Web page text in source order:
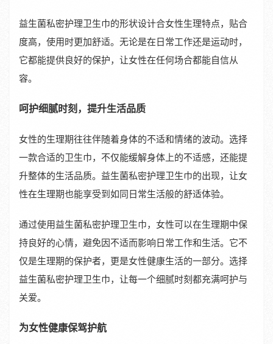
益生菌私密护理卫生巾的形状设计合女性生理特点，贴合
度高，使用时更加舒适。无论是在日常工作还是运动时，
它都能提供良好的保护，让女性在任何场合都能自信从
容。
呵护细腻时刻，提升生活品质
女性的生理期往往伴随着身体的不适和情绪的波动。选择
一款合适的卫生巾，不仅能缓解身体上的不适感，还能提
升整体的生活品质。益生菌私密护理卫生巾的出现，让女
性在生理期也能享受到如同日常生活般的舒适体验。
通过使用益生菌私密护理卫生巾，女性可以在生理期中保
持良好的心情，避免因不适而影响日常工作和生活。它不
仅是生理期的保护者，更是女性健康生活的一部分。选择
益生菌私密护理卫生巾，让每一个细腻时刻都充满呵护与
关爱。
为女性健康保驾护航